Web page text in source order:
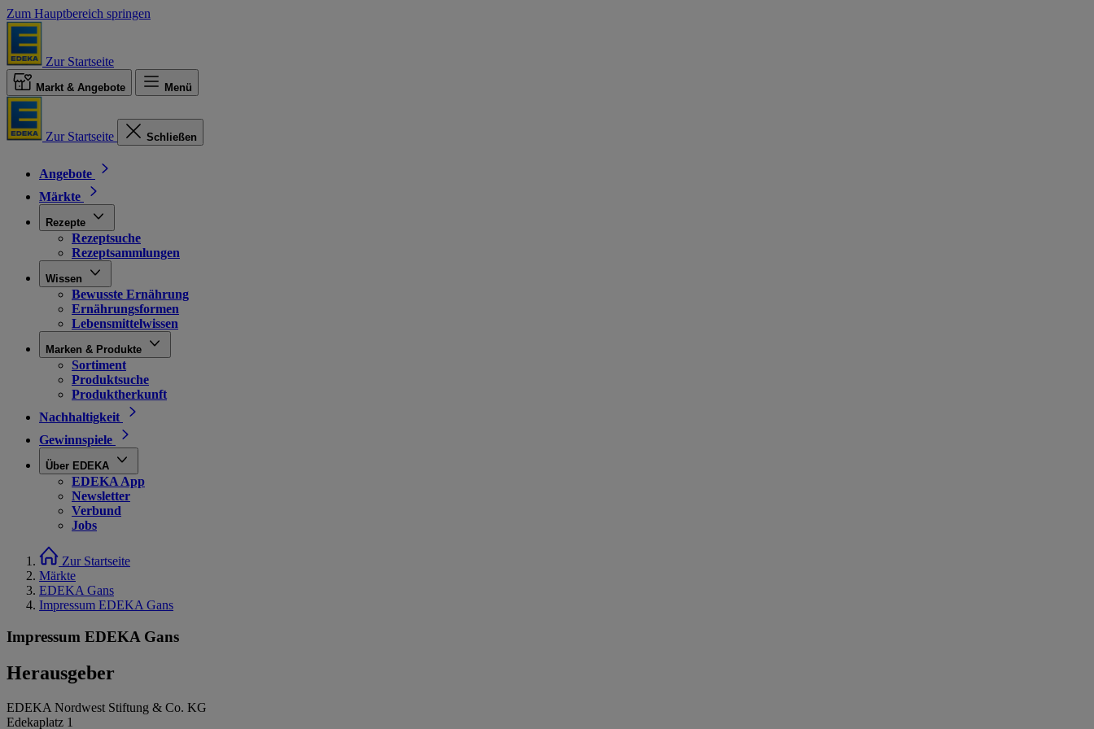
Zum Hauptbereich springen
Zur Startseite
Markt & Angebote Menü
Zur Startseite Schließen
Angebote
Märkte
Rezepte
Rezeptsuche
Rezeptsammlungen
Wissen
Bewusste Ernährung
Ernährungsformen
Lebensmittelwissen
Marken & Produkte
Sortiment
Produktsuche
Produktherkunft
Nachhaltigkeit
Gewinnspiele
Über EDEKA
EDEKA App
Newsletter
Verbund
Jobs
Zur Startseite
Märkte
EDEKA Gans
Impressum EDEKA Gans
Impressum EDEKA Gans
Herausgeber
EDEKA Nordwest Stiftung & Co. KG
Edekaplatz 1